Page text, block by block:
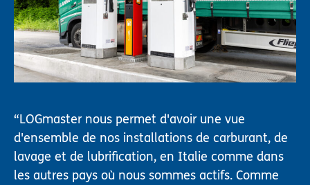
LOGmaster nous permet d'avoir une vue
d'ensemble de nos installations de carburant, de
lavage et de lubrification, en Italie comme dans
les autres pays où nous sommes actifs. Comme